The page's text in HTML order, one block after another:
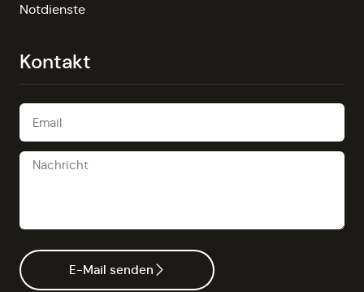
Notdienste
Kontakt
E-Mail senden